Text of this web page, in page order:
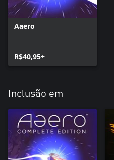
Aaero
R$40,95+
Inclusão em